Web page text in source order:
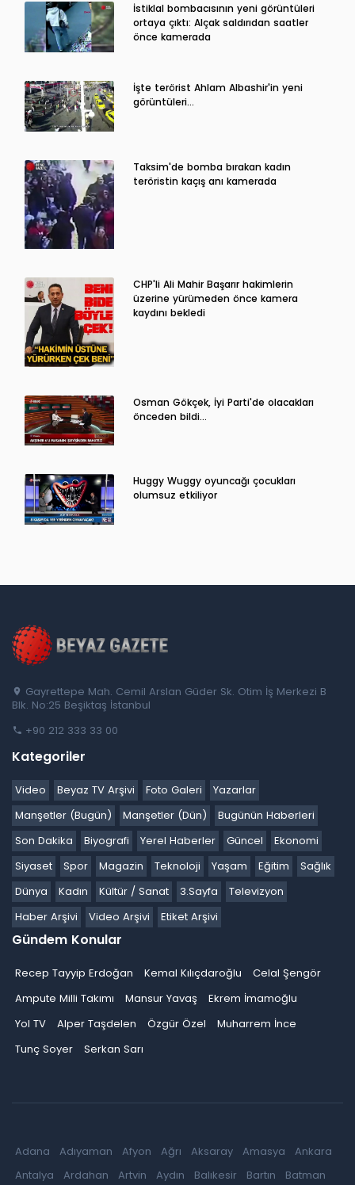
İstiklal bombacısının yeni görüntüleri
ortaya çıktı: Alçak saldırıdan saatler
önce kamerada
İşte terörist Ahlam Albashir'in yeni
görüntüleri…
Taksim'de bomba bırakan kadın
teröristin kaçış anı kamerada
CHP'li Ali Mahir Başarır hakimlerin
üzerine yürümeden önce kamera
kaydını bekledi
Osman Gökçek, İyi Parti'de olacakları
önceden bildi...
Huggy Wuggy oyuncağı çocukları
olumsuz etkiliyor
Gayrettepe Mah. Cemil Arslan Güder Sk. Otim İş Merkezi B
Blk. No:25 Beşiktaş İstanbul
+90 212 333 33 00
Kategoriler
Video Beyaz TV Arşivi Foto Galeri
Yazarlar
Manşetler (Bugün)
Manşetler (Dün)
Bugünün Haberleri
Son Dakika
Biyografi Yerel Haberler Güncel
Ekonomi
Siyaset
Spor Magazin Teknoloji Yaşam Eğitim
Sağlık
Dünya
Kadın Kültür / Sanat 3.Sayfa
Televizyon
Haber Arşivi
Video Arşivi Etiket Arşivi
Gündem Konular
Recep Tayyip Erdoğan Kemal Kılıçdaroğlu
Celal Şengör
Ampute Milli Takımı
Mansur Yavaş
Ekrem İmamoğlu
Yol TV
Alper Taşdelen Özgür Özel
Muharrem İnce
Tunç Soyer
Serkan Sarı
Adana Adıyaman Afyon Ağrı Aksaray Amasya
Ankara
Antalya
Ardahan Artvin Aydın Balıkesir Bartın Batman